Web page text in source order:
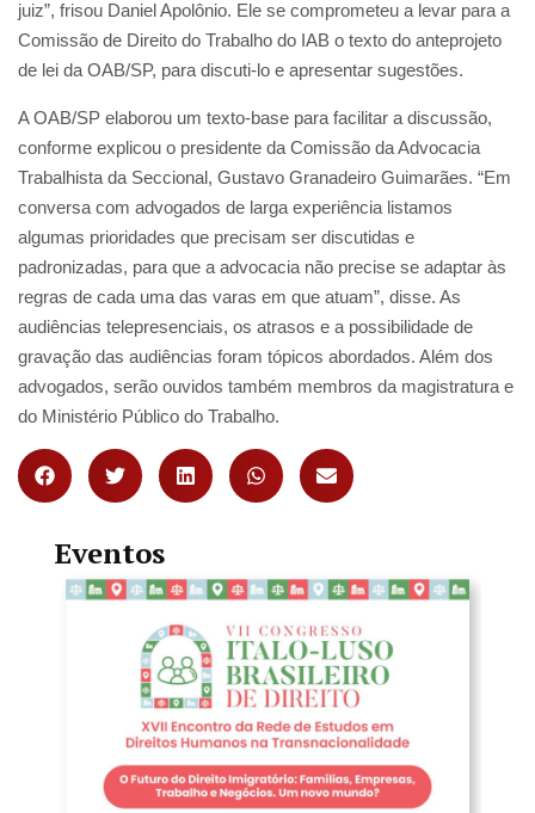
juiz”, frisou Daniel Apolônio. Ele se comprometeu a levar para a
Comissão de Direito do Trabalho do IAB o texto do anteprojeto
de lei da OAB/SP, para discuti-lo e apresentar sugestões.
A OAB/SP elaborou um texto-base para facilitar a discussão,
conforme explicou o presidente da Comissão da Advocacia
Trabalhista da Seccional, Gustavo Granadeiro Guimarães. “Em
conversa com advogados de larga experiência listamos
algumas prioridades que precisam ser discutidas e
padronizadas, para que a advocacia não precise se adaptar às
regras de cada uma das varas em que atuam”, disse. As
audiências telepresenciais, os atrasos e a possibilidade de
gravação das audiências foram tópicos abordados. Além dos
advogados, serão ouvidos também membros da magistratura e
do Ministério Público do Trabalho.
Eventos